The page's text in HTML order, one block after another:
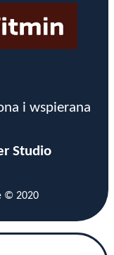
i wspierana
Studio
© 2020